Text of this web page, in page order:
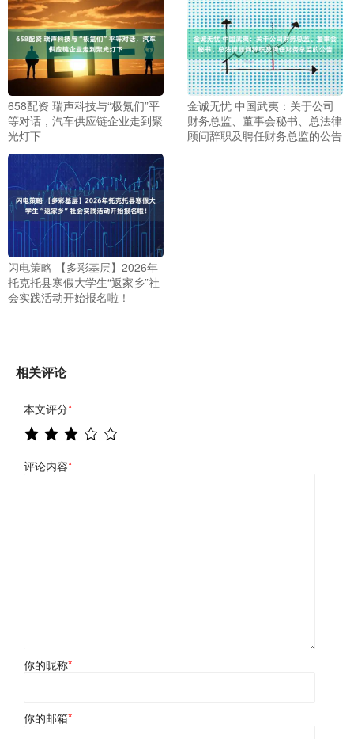
658配资 瑞声科技与“极氪们”平
等对话，汽车供应链企业走到聚
光灯下
金诚无忧 中国武夷：关于公司
财务总监、董事会秘书、总法律
顾问辞职及聘任财务总监的公告
闪电策略 【多彩基层】2026年
托克托县寒假大学生“返家乡”社
会实践活动开始报名啦！
相关评论
本文评分*
评论内容*
你的昵称*
你的邮箱*